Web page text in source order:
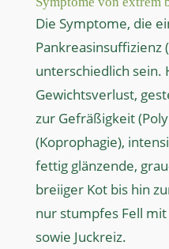
Die Symptome, die
Pankreasinsuffizienz
unterschiedlich sein.
Gewichtsverlust,
zur Gefräßigkeit
(Koprophagie),
fettig glänzende,
breiiger Kot bis hin
nur stumpfes Fell
sowie Juckreiz.